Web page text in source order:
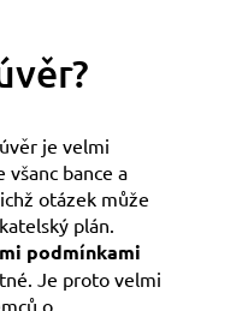
je velmi
bance a
otázek může
plán.
podmínkami
Je proto velmi
o